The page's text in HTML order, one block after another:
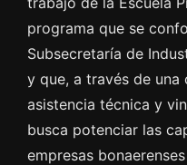
programa que se
Subsecretaría de
y que, a través de
asistencia técnica y
busca potenciar las
empresas